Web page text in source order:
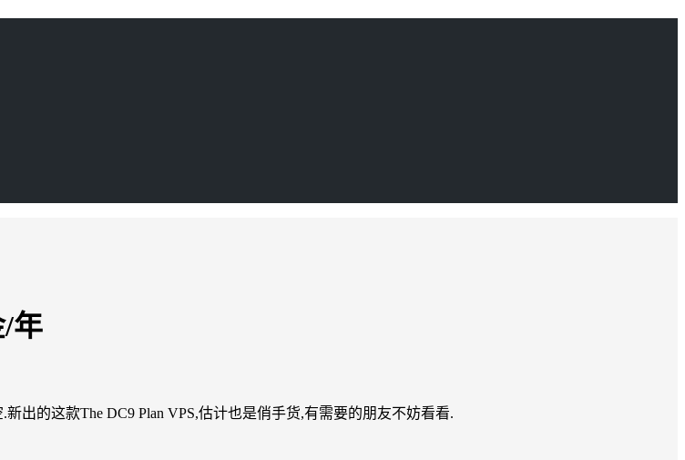
年
出的这款The DC9 Plan VPS,估计也是俏手货,有需要的朋友不妨看看.